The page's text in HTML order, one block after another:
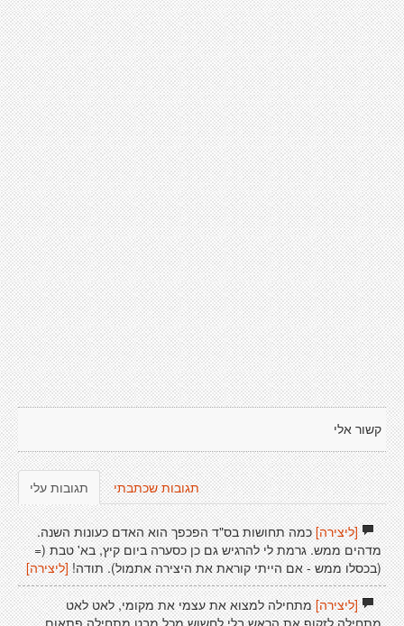
קשור אלי
תגובות עלי תגובות שכתבתי
[ליצירה]כמה תחושות בס"ד הפכפך הוא האדם כעונות השנה.
מדהים ממש. גרמת לי להרגיש גם כן כסערה ביום קיץ, בא' טבת (=
(בכסלו ממש - אם הייתי קוראת את היצירה אתמול). תודה! [ליצירה]
[ליצירה]מתחילה למצוא את עצמי את מקומי, לאט לאט
מתחילה לזקוף את הראש בלי לחשוש מכל מבט מתחילה פתאום